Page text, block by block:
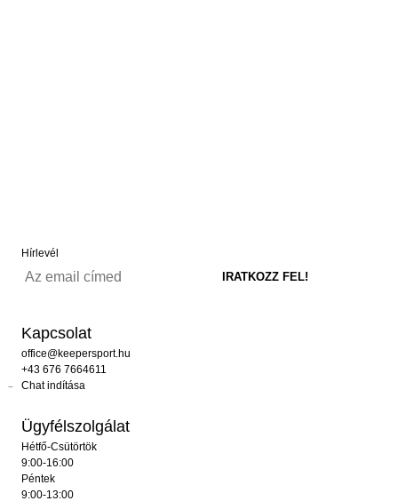
Hírlevél
Kapcsolat
office@keepersport.hu
+43 676 7664611
Chat indítása
Ügyfélszolgálat
Hétfő-Csütörtök
9:00-16:00
Péntek
9:00-13:00